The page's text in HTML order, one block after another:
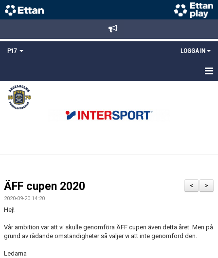
P17 LOGGA IN
HEM
NYHETER
DOKUMENT
KONTAKT
>
<
ÄFF cupen 2020
2020-09-20 14:20
Hej!
Vår ambition var att vi skulle genomföra ÄFF cupen även detta året. Men på
grund av rådande omständigheter så väljer vi att inte genomförd den.
Ledarna